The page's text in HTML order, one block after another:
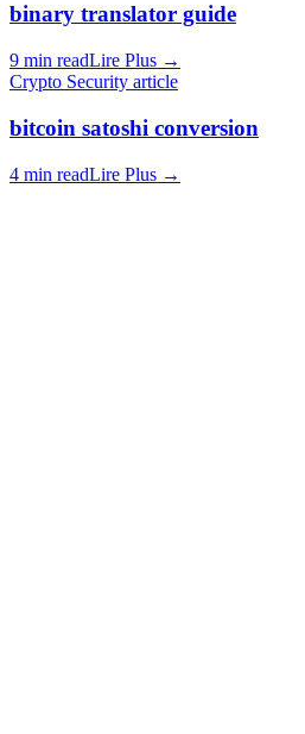
binary translator guide
9 min readLire Plus →
Crypto Security article
bitcoin satoshi conversion
4 min readLire Plus →